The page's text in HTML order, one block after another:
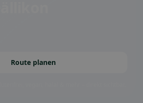
Route planen